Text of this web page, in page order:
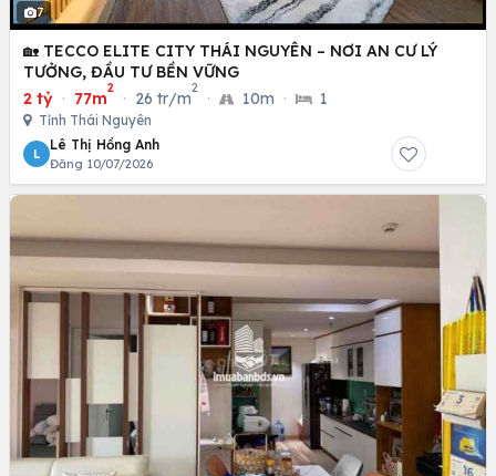
7
🏡 TECCO ELITE CITY THÁI NGUYÊN – NƠI AN CƯ LÝ
TƯỞNG, ĐẦU TƯ BỀN VỮNG
2 tỷ · 77m
2
· 26 tr/m
2
· 10m · 1
Tỉnh Thái Nguyên
L
Lê Thị Hồng Anh
Đăng 10/07/2026